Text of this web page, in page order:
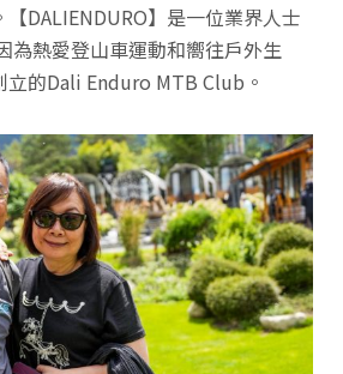
DALIENDURO】是一位業界人士
為熱愛登山車運動和嚮往戶外生
立的Dali Enduro MTB Club。